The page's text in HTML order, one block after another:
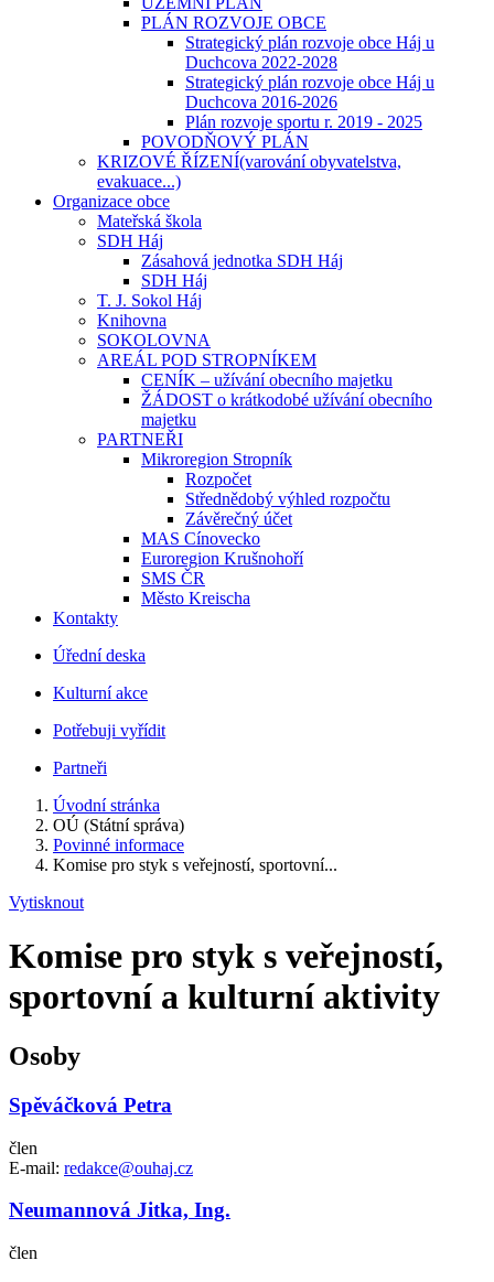
PLÁN ROZVOJE OBCE
Strategický plán rozvoje obce Háj u
Duchcova 2022-2028
Strategický plán rozvoje obce Háj u
Duchcova 2016-2026
Plán rozvoje sportu r. 2019 - 2025
POVODŇOVÝ PLÁN
KRIZOVÉ ŘÍZENÍ(varování obyvatelstva,
evakuace...)
Organizace obce
Mateřská škola
SDH Háj
Zásahová jednotka SDH Háj
SDH Háj
T. J. Sokol Háj
Knihovna
SOKOLOVNA
AREÁL POD STROPNÍKEM
CENÍK – užívání obecního majetku
ŽÁDOST o krátkodobé užívání obecního
majetku
PARTNEŘI
Mikroregion Stropník
Rozpočet
Střednědobý výhled rozpočtu
Závěrečný účet
MAS Cínovecko
Euroregion Krušnohoří
SMS ČR
Město Kreischa
Kontakty
Úřední deska
Kulturní akce
Potřebuji vyřídit
Partneři
Úvodní stránka
OÚ (Státní správa)
Povinné informace
Komise pro styk s veřejností, sportovní...
Vytisknout
Komise pro styk s veřejností,
sportovní a kulturní aktivity
Osoby
Spěváčková Petra
člen
E-mail: redakce@ouhaj.cz
Neumannová Jitka, Ing.
člen